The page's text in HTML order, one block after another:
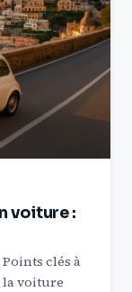
voiture :
clés à
voiture